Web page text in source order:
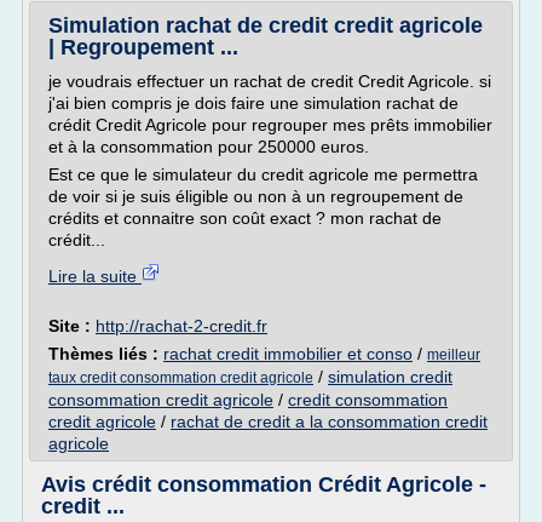
Simulation rachat de credit credit agricole
| Regroupement ...
je voudrais effectuer un rachat de credit Credit Agricole. si
j'ai bien compris je dois faire une simulation rachat de
crédit Credit Agricole pour regrouper mes prêts immobilier
et à la consommation pour 250000 euros.
Est ce que le simulateur du credit agricole me permettra
de voir si je suis éligible ou non à un regroupement de
crédits et connaitre son coût exact ? mon rachat de
crédit...
Lire la suite
Site : http://rachat-2-credit.fr
Thèmes liés : rachat credit immobilier et conso / meilleur
taux credit consommation credit agricole / simulation credit
consommation credit agricole / credit consommation
credit agricole / rachat de credit a la consommation credit
agricole
Avis crédit consommation Crédit Agricole -
credit ...